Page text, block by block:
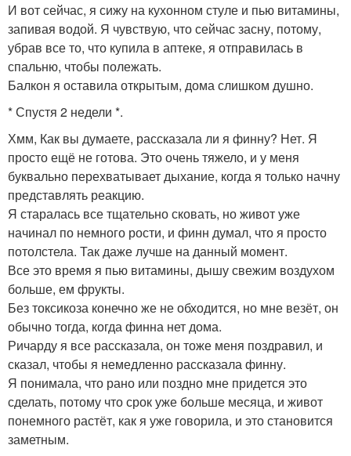
И вот сейчас, я сижу на кухонном стуле и пью витамины,
запивая водой. Я чувствую, что сейчас засну, потому,
убрав все то, что купила в аптеке, я отправилась в
спальню, чтобы полежать.
Балкон я оставила открытым, дома слишком душно.
* Спустя 2 недели *.
Хмм, Как вы думаете, рассказала ли я финну? Нет. Я
просто ещё не готова. Это очень тяжело, и у меня
буквально перехватывает дыхание, когда я только начну
представлять реакцию.
Я старалась все тщательно сковать, но живот уже
начинал по немного рости, и финн думал, что я просто
потолстела. Так даже лучше на данный момент.
Все это время я пью витамины, дышу свежим воздухом
больше, ем фрукты.
Без токсикоза конечно же не обходится, но мне везёт, он
обычно тогда, когда финна нет дома.
Ричарду я все рассказала, он тоже меня поздравил, и
сказал, чтобы я немедленно рассказала финну.
Я понимала, что рано или поздно мне придется это
сделать, потому что срок уже больше месяца, и живот
понемного растёт, как я уже говорила, и это становится
заметным.